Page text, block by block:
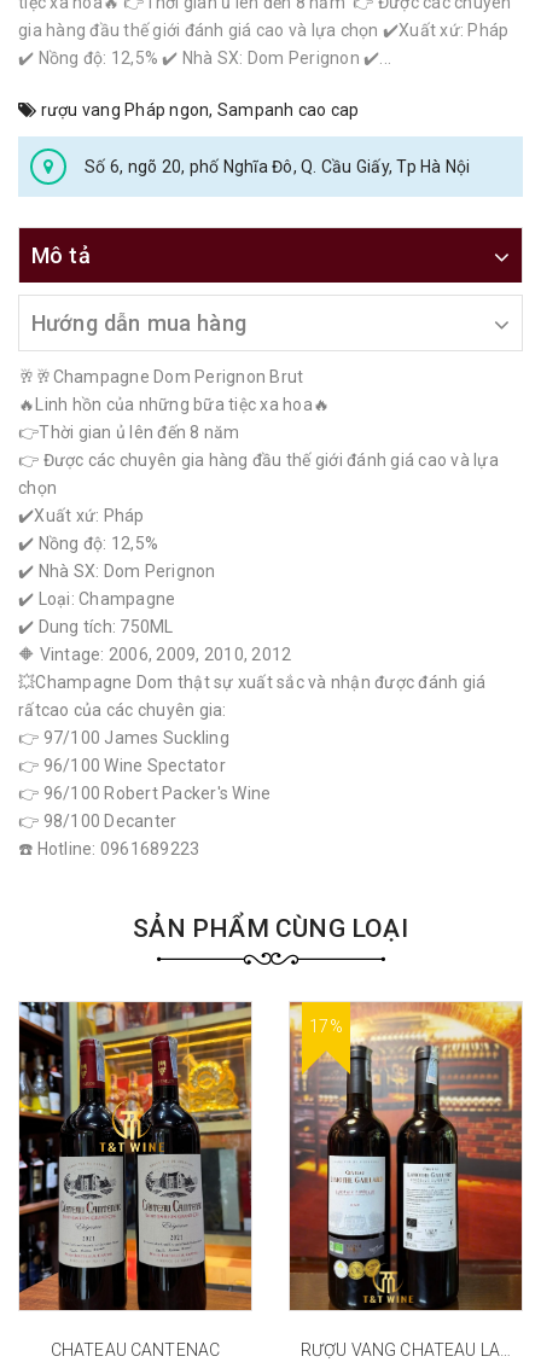
gia hàng đầu thế giới đánh giá cao và lựa chọn ✔️Xuất xứ: Pháp
✔️ Nồng độ: 12,5% ✔️ Nhà SX: Dom Perignon ✔️...
rượu vang Pháp ngon, Sampanh cao cap
Số 6, ngõ 20, phố Nghĩa Đô, Q. Cầu Giấy, Tp Hà Nội
Mô tả
Hướng dẫn mua hàng
🥂🥂Champagne Dom Perignon Brut
🔥Linh hồn của những bữa tiệc xa hoa🔥
👉Thời gian ủ lên đến 8 năm
👉 Được các chuyên gia hàng đầu thế giới đánh giá cao và lựa
chọn
✔️Xuất xứ: Pháp
✔️ Nồng độ: 12,5%
✔️ Nhà SX: Dom Perignon
✔️ Loại: Champagne
✔️ Dung tích: 750ML
🔶️ Vintage: 2006, 2009, 2010, 2012
💥Champagne Dom thật sự xuất sắc và nhận được đánh giá
rấtcao của các chuyên gia:
👉 97/100 James Suckling
👉 96/100 Wine Spectator
👉 96/100 Robert Packer's Wine
👉 98/100 Decanter
☎️ Hotline: 0961689223
SẢN PHẨM CÙNG LOẠI
CHATEAU CANTENAC
17%
RƯỢU VANG CHATEAU LAMOTHE-GAILLARD